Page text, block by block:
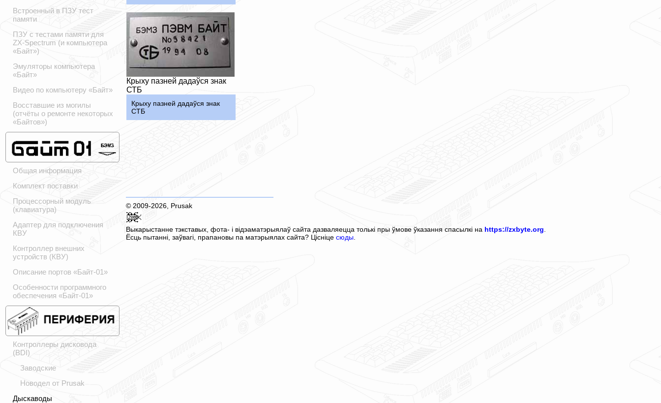
Встроенный в ПЗУ тест
памяти
ПЗУ с тестами памяти для
ZX-Spectrum (и компьютера
«Байт»)
Эмуляторы компьютера
«Байт»
Видео по компьютеру «Байт»
Восставшие из могилы
(отчёты о ремонте некоторых
«Байтов»)
Общая информация
Комплект поставки
Процессорный модуль
(клавиатура)
Адаптер для подключения
КВУ
Контроллер внешних
устройств (КВУ)
Описание портов «Байт-01»
Особенности программного
обеспечения «Байт-01»
Контроллеры дисковода
(BDI)
Заводские
Новодел от Prusak
Дыскаводы
Крыху пазней дадаўся знак
СТБ
Крыху пазней дадаўся знак
СТБ
© 2009-2026, Prusak
Выкарыстанне тэкставых, фота- і відэаматэрыялаў сайта дазваляецца толькі пры ўмове ўказання спасылкі на https://zxbyte.org
Ёсць пытанні, заўвагі, прапановы па матэрыялах сайта? Цісніце сюды